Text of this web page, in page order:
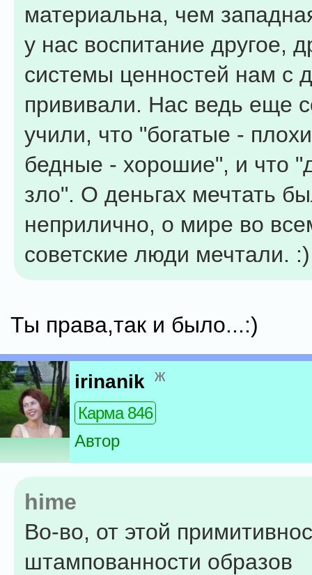
материальна, чем
у нас воспитание другое,
системы ценностей нам с
прививали. Нас ведь еще
учили, что "богатые -
бедные - хорошие", и что
зло". О деньгах мечтать
неприлично, о мире во
советские люди мечтали.
Ты права,так и было...:)
irinanik ж
Карма 846
Автор
hime
Во-во, от этой
штампованности образов